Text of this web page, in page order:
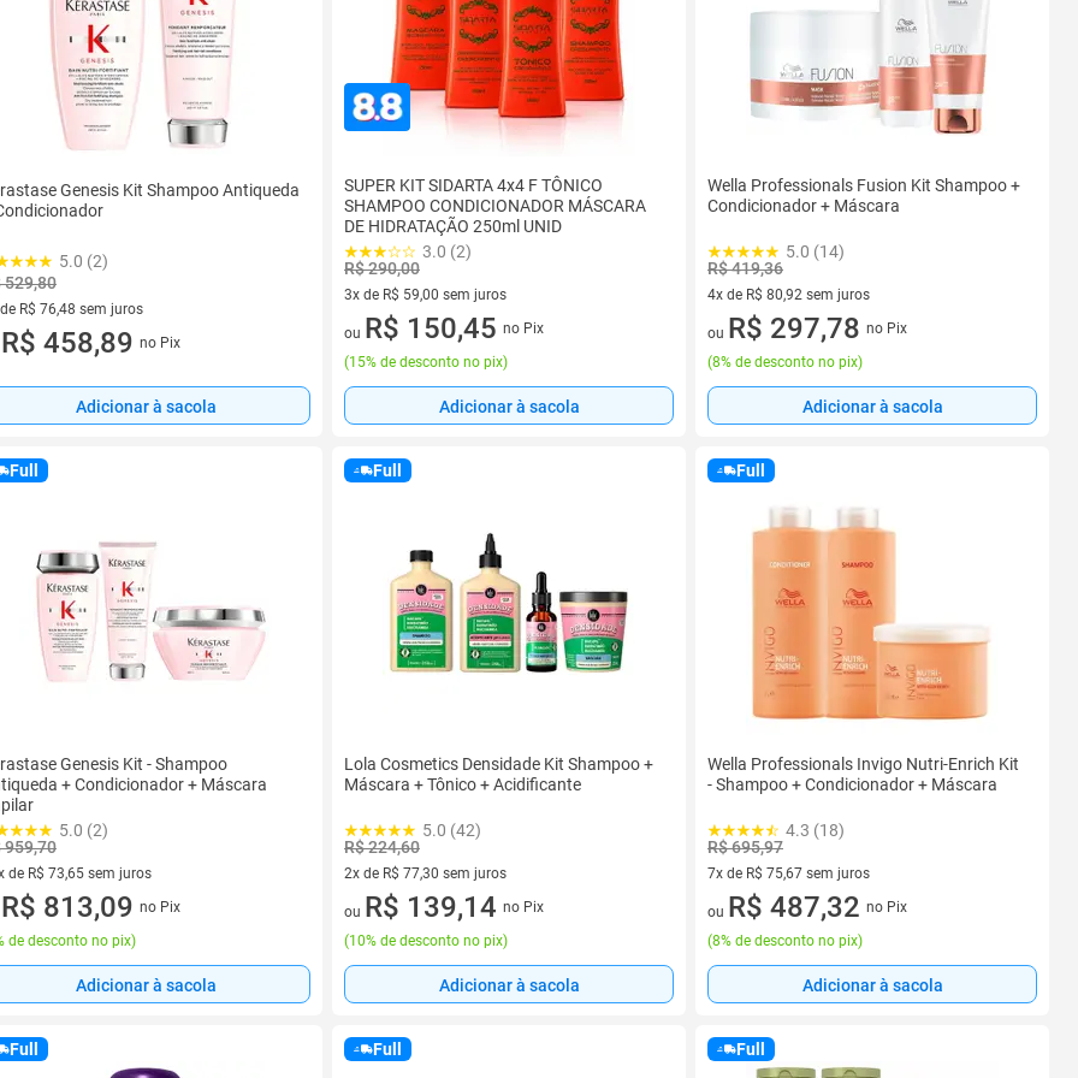
Genesis Kit Shampoo Antiqueda
5.0 (2)
529,80
R$ 76,48 sem juros
de R$ 76,48 sem juros
R$ 458,89 no Pix
Adicionar à sacola
SUPER KIT SIDARTA 4x4 F TÔNICO
SHAMPOO CONDICIONADOR MÁSCARA
DE HIDRATAÇÃO 250ml UNID
3.0 (2)
R$ 290,00
3x de R$ 59,00 sem juros
3 vez de R$ 59,00 sem juros
ou R$ 150,45 no Pix
(15% de desconto no pix)
Adicionar à sacola
Wella Professionals Fusion Kit Shampoo +
Condicionador + Máscara
5.0 (14)
R$ 419,36
4x de R$ 80,92 sem juros
4 vez de R$ 80,92 sem juros
ou R$ 297,78 no Pix
(8% de desconto no pix)
Adicionar à sacola
Full
Genesis Kit - Shampoo
+ Condicionador + Máscara
5.0 (2)
959,70
de R$ 73,65 sem juros
vez de R$ 73,65 sem juros
R$ 813,09 no Pix
de desconto no pix)
Adicionar à sacola
Full
Lola Cosmetics Densidade Kit Shampoo +
Máscara + Tônico + Acidificante
5.0 (42)
R$ 224,60
2x de R$ 77,30 sem juros
2 vez de R$ 77,30 sem juros
ou R$ 139,14 no Pix
(10% de desconto no pix)
Adicionar à sacola
Full
Wella Professionals Invigo Nutri-Enrich Kit
- Shampoo + Condicionador + Máscara
4.3 (18)
R$ 695,97
7x de R$ 75,67 sem juros
7 vez de R$ 75,67 sem juros
ou R$ 487,32 no Pix
(8% de desconto no pix)
Adicionar à sacola
Full Full Full